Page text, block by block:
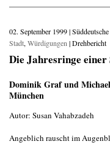
02. September 1999 |
Stadt, Würdigungen | Drehbericht
Die Jahresringe einer
Dominik Graf und
München
Autor: Susan Vahabzadeh
Angeblich rauscht im